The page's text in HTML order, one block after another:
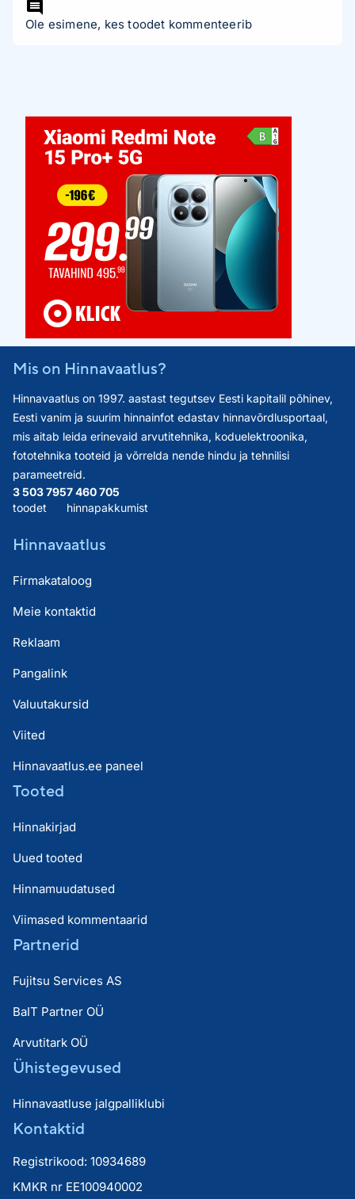
Ole esimene, kes toodet kommenteerib
Mis on Hinnavaatlus?
Hinnavaatlus on 1997. aastast tegutsev Eesti kapitalil põhinev,
Eesti vanim ja suurim hinnainfot edastav hinnavõrdlusportaal,
mis aitab leida erinevaid arvutitehnika, koduelektroonika,
fototehnika tooteid ja võrrelda nende hindu ja tehnilisi
parameetreid.
3 503 795
toodet
7 460 705
hinnapakkumist
Hinnavaatlus
Firmakataloog
Meie kontaktid
Reklaam
Pangalink
Valuutakursid
Viited
Hinnavaatlus.ee paneel
Tooted
Hinnakirjad
Uued tooted
Hinnamuudatused
Viimased kommentaarid
Partnerid
Fujitsu Services AS
BaIT Partner OÜ
Arvutitark OÜ
Ühistegevused
Hinnavaatluse jalgpalliklubi
Kontaktid
Registrikood: 10934689
KMKR nr EE100940002